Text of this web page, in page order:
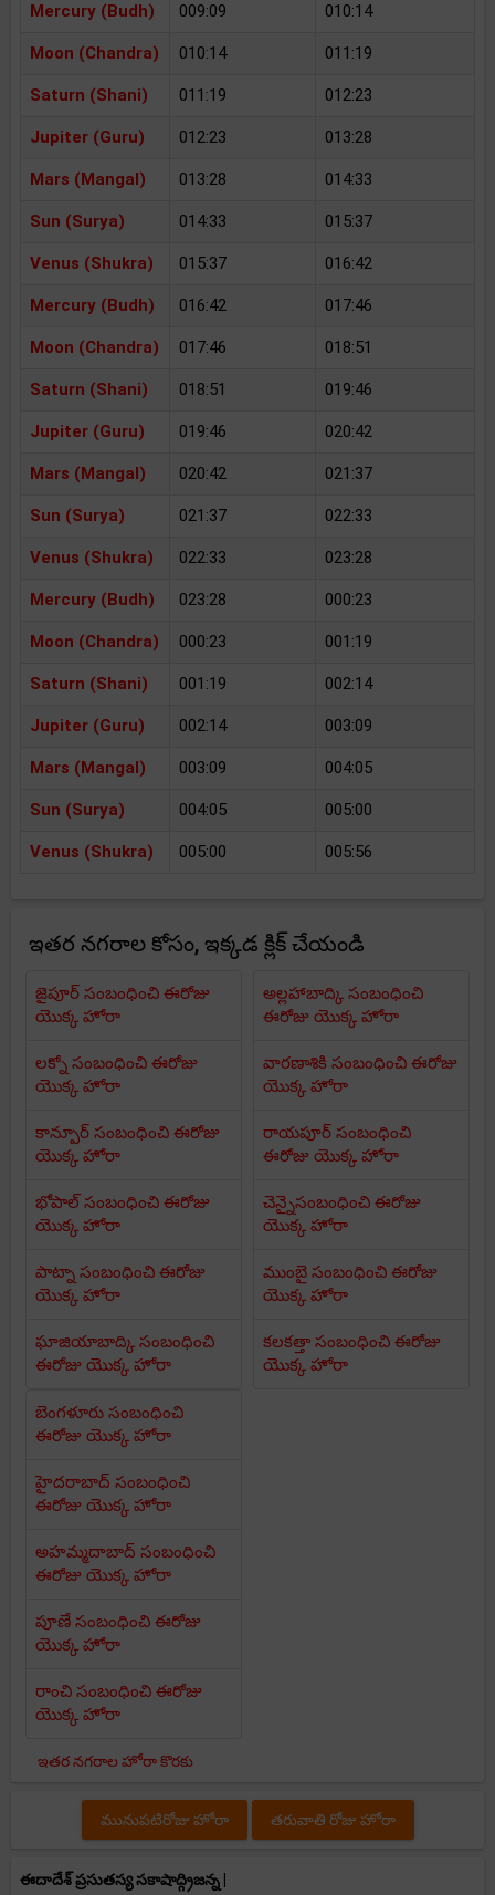
Mercury (Budh) 009:09 010:14
Moon (Chandra) 010:14 011:19
Saturn (Shani) 011:19 012:23
Jupiter (Guru) 012:23 013:28
Mars (Mangal) 013:28 014:33
Sun (Surya) 014:33 015:37
Venus (Shukra) 015:37 016:42
Mercury (Budh) 016:42 017:46
Moon (Chandra) 017:46 018:51
Saturn (Shani) 018:51 019:46
Jupiter (Guru) 019:46 020:42
Mars (Mangal) 020:42 021:37
Sun (Surya) 021:37 022:33
Venus (Shukra) 022:33 023:28
Mercury (Budh) 023:28 000:23
Moon (Chandra) 000:23 001:19
Saturn (Shani) 001:19 002:14
Jupiter (Guru) 002:14 003:09
Mars (Mangal) 003:09 004:05
Sun (Surya) 004:05 005:00
Venus (Shukra) 005:00 005:56
ఇతర నగరాల కోసం, ఇక్కడ క్లిక్ చేయండి
జైపూర్ సంబంధించి ఈరోజు
యొక్క హోరా
లక్నో సంబంధించి ఈరోజు
యొక్క హోరా
కాన్పూర్ సంబంధించి ఈరోజు
యొక్క హోరా
భోపాల్ సంబంధించి ఈరోజు
యొక్క హోరా
పాట్నా సంబంధించి ఈరోజు
యొక్క హోరా
ఘాజియాబాద్కి సంబంధించి
ఈరోజు యొక్క హోరా
అల్లహాబాద్కి సంబంధించి
ఈరోజు యొక్క హోరా
వారణాశికి సంబంధించి ఈరోజు
యొక్క హోరా
రాయపూర్ సంబంధించి
ఈరోజు యొక్క హోరా
చెన్నైసంబంధించి ఈరోజు
యొక్క హోరా
ముంబై సంబంధించి ఈరోజు
యొక్క హోరా
కలకత్తా సంబంధించి ఈరోజు
యొక్క హోరా
బెంగళూరు సంబంధించి
ఈరోజు యొక్క హోరా
హైదరాబాద్ సంబంధించి
ఈరోజు యొక్క హోరా
అహమ్మదాబాద్ సంబంధించి
ఈరోజు యొక్క హోరా
పూణే సంబంధించి ఈరోజు
యొక్క హోరా
రాంచి సంబంధించి ఈరోజు
యొక్క హోరా
ఇతర నగరాల హోరా కొరకు
మునుపటిరోజు హోరా తరువాతి రోజు హోరా
ఈదాదేశ్ ప్రసుతస్య సకాషాద్గ్రిజన్న |